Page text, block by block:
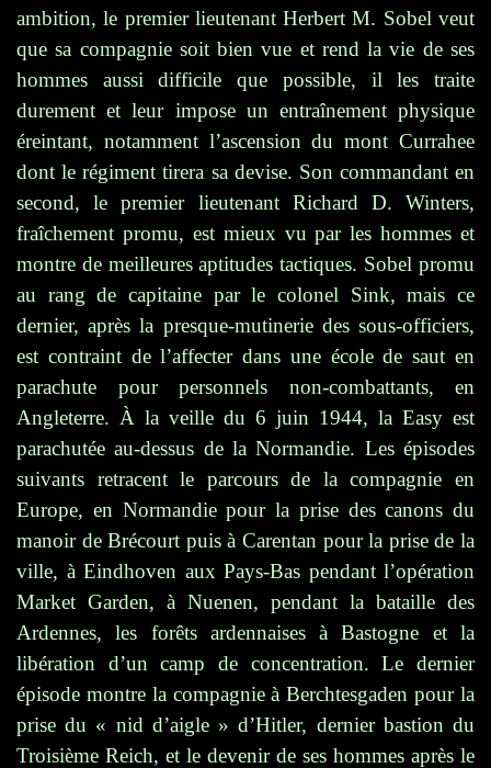
ambition, le premier lieutenant Herbert M. Sobel veut
que sa compagnie soit bien vue et rend la vie de ses
hommes aussi difficile que possible, il les traite
durement et leur impose un entraînement physique
éreintant, notamment l’ascension du mont Currahee
dont le régiment tirera sa devise. Son commandant en
second, le premier lieutenant Richard D. Winters,
fraîchement promu, est mieux vu par les hommes et
montre de meilleures aptitudes tactiques. Sobel promu
au rang de capitaine par le colonel Sink, mais ce
dernier, après la presque-mutinerie des sous-officiers,
est contraint de l’affecter dans une école de saut en
parachute pour personnels non-combattants, en
Angleterre. À la veille du 6 juin 1944, la Easy est
parachutée au-dessus de la Normandie. Les épisodes
suivants retracent le parcours de la compagnie en
Europe, en Normandie pour la prise des canons du
manoir de Brécourt puis à Carentan pour la prise de la
ville, à Eindhoven aux Pays-Bas pendant l’opération
Market Garden, à Nuenen, pendant la bataille des
Ardennes, les forêts ardennaises à Bastogne et la
libération d’un camp de concentration. Le dernier
épisode montre la compagnie à Berchtesgaden pour la
prise du « nid d’aigle » d’Hitler, dernier bastion du
Troisième Reich, et le devenir de ses hommes après le